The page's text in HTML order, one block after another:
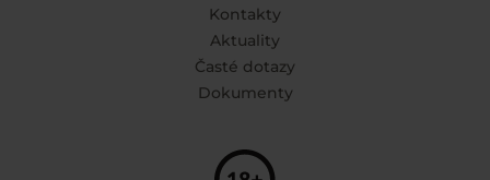
Kontakty
Aktuality
Časté dotazy
Dokumenty